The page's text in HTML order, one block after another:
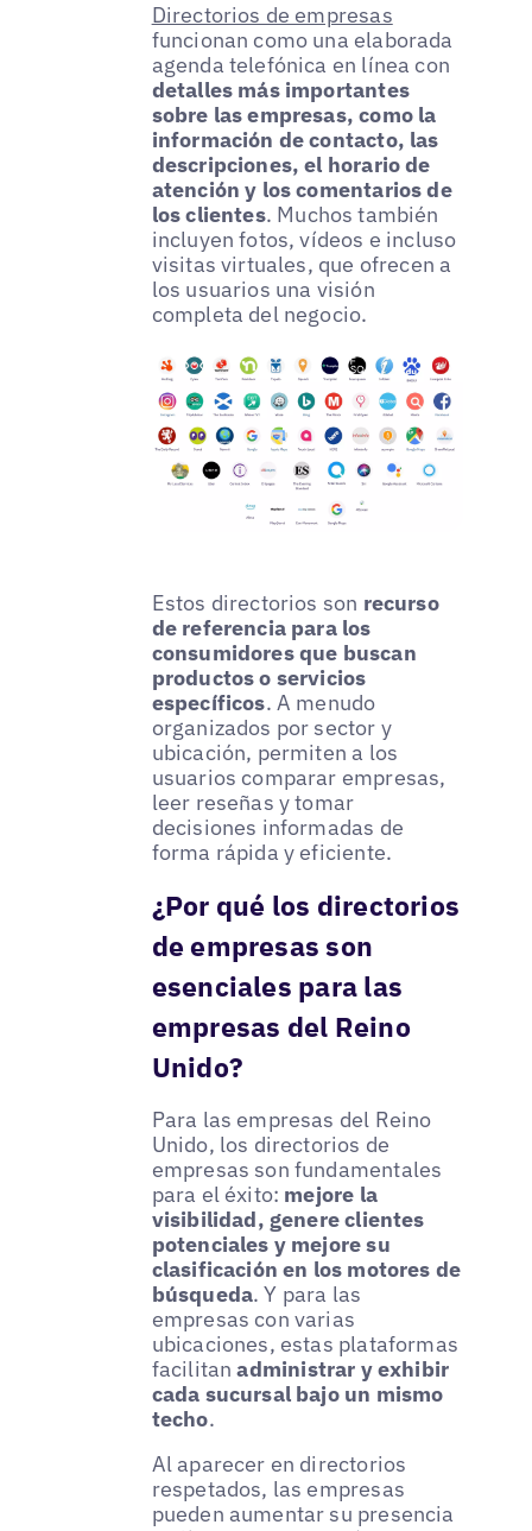
Directorios de empresas
funcionan como una elaborada
agenda telefónica en línea con
detalles más importantes
sobre las empresas, como la
información de contacto, las
descripciones, el horario de
atención y los comentarios de
los clientes. Muchos también
incluyen fotos, vídeos e incluso
visitas virtuales, que ofrecen a
los usuarios una visión
completa del negocio.
Estos directorios son recurso
de referencia para los
consumidores que buscan
productos o servicios
específicos. A menudo
organizados por sector y
ubicación, permiten a los
usuarios comparar empresas,
leer reseñas y tomar
decisiones informadas de
forma rápida y eficiente.
¿Por qué los directorios
de empresas son
esenciales para las
empresas del Reino
Unido?
Para las empresas del Reino
Unido, los directorios de
empresas son fundamentales
para el éxito: mejore la
visibilidad, genere clientes
potenciales y mejore su
clasificación en los motores de
búsqueda. Y para las
empresas con varias
ubicaciones, estas plataformas
facilitanadministrar y exhibir
cada sucursal bajo un mismo
techo.
Al aparecer en directorios
respetados, las empresas
pueden aumentar su presencia